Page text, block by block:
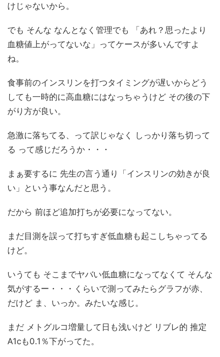
けじゃないから。
でも そんな なんとなく管理でも 「あれ？思ったより
血糖値上がってないな」ってケースが多いんですよ
ね。
食事前のインスリンを打つタイミングが遅いからどう
しても一時的に高血糖にはなっちゃうけど その後の下
がり方が良い。
急激に落ちてる、って訳じゃなく しっかり落ち切って
る って感じだろうか・・・
まぁ要するに 先生の言う通り「インスリンの効きが良
い」という事なんだと思う。
だから 前ほど追加打ちが必要になってない。
まだ目測を誤って打ちすぎ低血糖も起こしちゃってる
けど。
いうても そこまでヤバい低血糖になってなくて そんな
気がするー・・・くらいで測ってみたらグラフが赤、
だけど ま、いっか。みたいな感じ。
まだ メトグルコ増量して日も浅いけど リブレ的 推定
A1cも0.1％下がってた。